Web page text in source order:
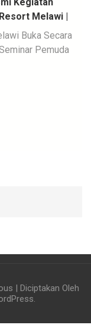
Melawi |
Buka Secara
Pemuda
| Diciptakan Oleh
.